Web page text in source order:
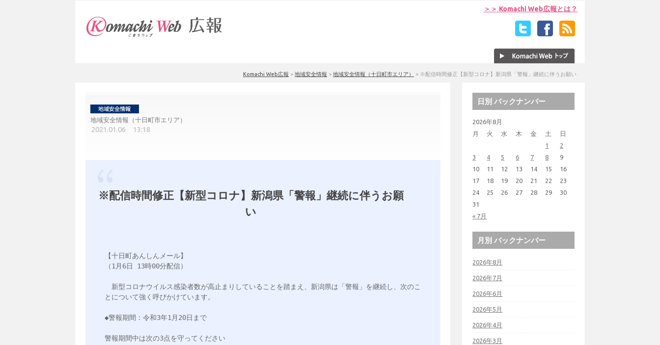
＞＞ Komachi Web広報とは？
Komachi Web広報 > 地域安全情報 > 地域安全情報（十日町市エリア） > ※配信時間修正【新型コロナ】新潟県「警報」継続に伴うお願い
地域安全情報（十日町市エリア）
2021.01.06 13:18
※配信時間修正【新型コロナ】新潟県「警報」継続に伴うお願
い
【十日町あんしんメール】
（1月6日 13時00分配信）
新型コロナウイルス感染者数が高止まりしていることを踏まえ、新潟県は「警報」を継続し、次のこ
とについて強く呼びかけています。
◆警報期間：令和3年1月20日まで
警報期間中は次の3点を守ってください
日別 バックナンバー
2026年8月
月
火 水 木 金 土 日
« 7月
1
2
3
4 5 6 7 8
9
10
11 12 13 14 15
16
17
18 19 20 21 22
23
24
25 26 27 28 29
30
31
月別 バックナンバー
2026年8月
2026年7月
2026年6月
2026年5月
2026年4月
2026年3月